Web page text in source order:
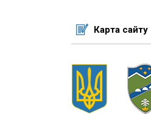
Карта сайту